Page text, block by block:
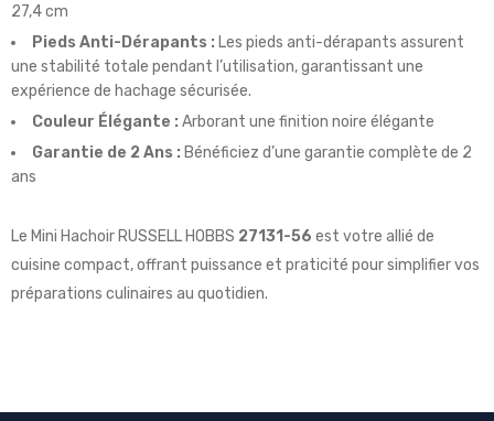
27,4 cm
Pieds Anti-Dérapants : Les pieds anti-dérapants assurent
une stabilité totale pendant l’utilisation, garantissant une
expérience de hachage sécurisée.
Couleur Élégante : Arborant une finition noire élégante
Garantie de 2 Ans : Bénéficiez d’une garantie complète de 2
ans
Le Mini Hachoir RUSSELL HOBBS 27131-56 est votre allié de
cuisine compact, offrant puissance et praticité pour simplifier vos
préparations culinaires au quotidien.